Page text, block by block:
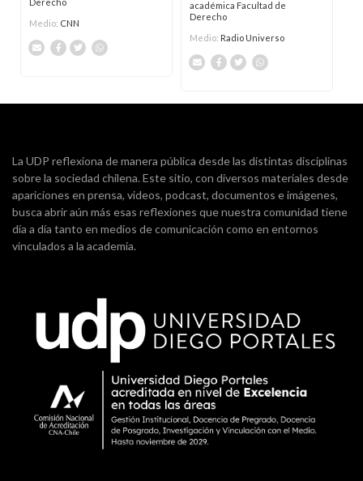
académica Facultad de
Derecho
Medio: Radio Universo
Medio: CNN
La UDP reflexiona de manera pública desde las distintas disciplinas
sobre la sociedad chilena. Este sitio, con diversos materiales desde
apariciones en prensa, videos, podcast, documentos e imágenes,
busca abrir aún más esas reflexiones que nuestra comunidad tiene
día a día tanto en medios de comunicación como en entornos
vinculados a la academia.